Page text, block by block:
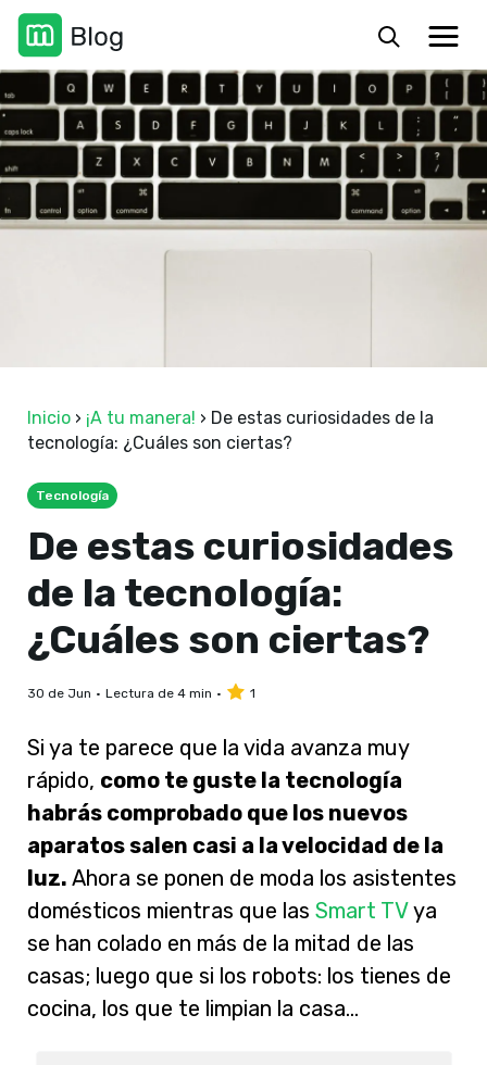
Inicio › ¡A tu manera! › De estas curiosidades de la
tecnología: ¿Cuáles son ciertas?
Tecnología
De estas curiosidades
de la tecnología:
¿Cuáles son ciertas?
30 de Jun Lectura de 4 min 1
Si ya te parece que la vida avanza muy
rápido, como te guste la tecnología
habrás comprobado que los nuevos
aparatos salen casi a la velocidad de la
luz. Ahora se ponen de moda los asistentes
domésticos mientras que las Smart TVya
se han colado en más de la mitad de las
casas; luego que si los robots: los tienes de
cocina, los que te limpian la casa…